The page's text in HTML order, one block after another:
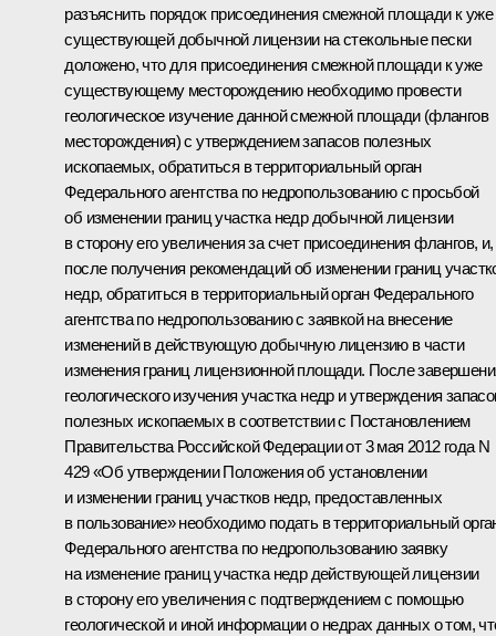
разъяснить порядок присоединения смежной площади к уже
существующей добычной лицензии на стекольные пески
доложено, что для присоединения смежной площади к уже
существующему месторождению необходимо провести
геологическое изучение данной смежной площади (флангов
месторождения) с утверждением запасов полезных
ископаемых, обратиться в территориальный орган
Федерального агентства по недропользованию с просьбой
об изменении границ участка недр добычной лицензии
в сторону его увеличения за счет присоединения флангов, и,
после получения рекомендаций об изменении границ
недр, обратиться в территориальный орган Федерального
агентства по недропользованию с заявкой на внесение
изменений в действующую добычную лицензию в части
изменения границ лицензионной площади. После
геологического изучения участка недр и утверждения
полезных ископаемых в соответствии с Постановлением
Правительства Российской Федерации от 3 мая 2012 года N
429 «Об утверждении Положения об установлении
и изменении границ участков недр, предоставленных
в пользование» необходимо подать в территориальный
Федерального агентства по недропользованию заявку
на изменение границ участка недр действующей лицензии
в сторону его увеличения с подтверждением с помощью
геологической и иной информации о недрах данных о том,